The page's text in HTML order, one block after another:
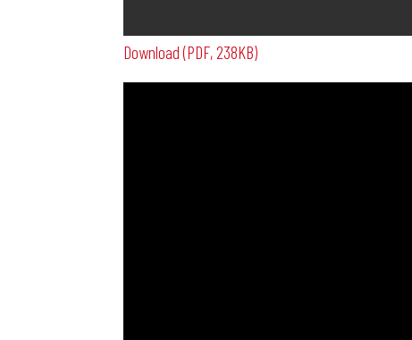
Download (PDF, 238KB)